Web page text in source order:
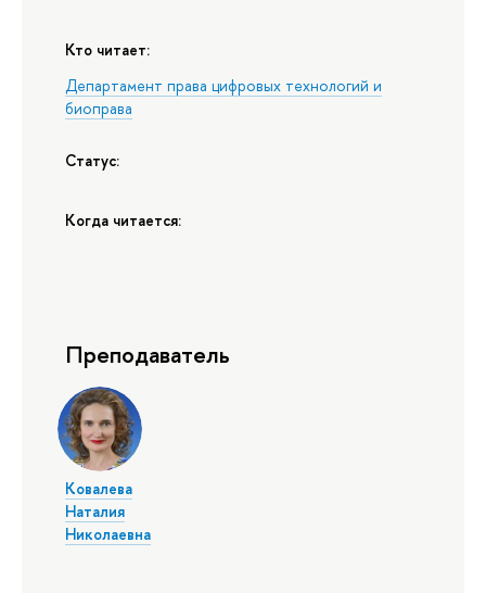
Кто читает:
Департамент права цифровых технологий и
биоправа
Статус:
Когда читается:
Преподаватель
Ковалева
Наталия
Николаевна